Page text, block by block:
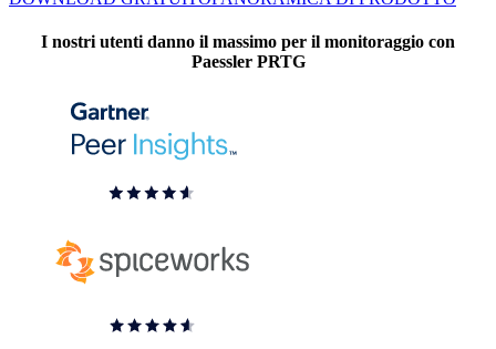
I nostri utenti danno il massimo per il monitoraggio con
Paessler PRTG